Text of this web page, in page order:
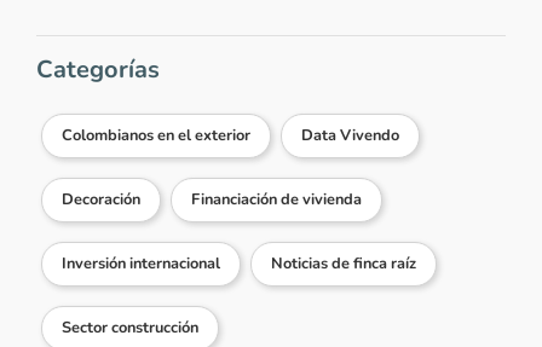
Categorías
Colombianos en el exterior Data Vivendo
Decoración Financiación de vivienda
Inversión internacional Noticias de finca raíz
Sector construcción